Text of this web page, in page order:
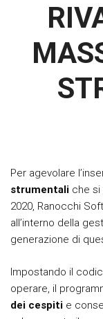
Per agevolare
strumentali che si
2020, Ranocchi
all’interno della
generazione di
Impostando il
operare, il
dei cespiti e